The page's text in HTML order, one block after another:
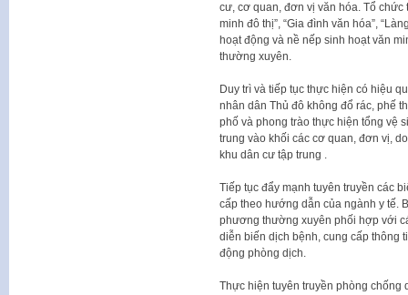
cư, cơ quan, đơn vị văn hóa. Tổ chức
minh đô thị”, “Gia đình văn hóa”,
hoạt động và nề nếp sinh hoạt văn
thường xuyên.
Duy trì và tiếp tục thực hiện có hiệu
nhân dân Thủ đô không đổ rác, phế
phố và phong trào thực hiện tổng vệ
trung vào khối các cơ quan, đơn vị,
khu dân cư tập trung .
Tiếp tục đẩy mạnh tuyên truyền các
cấp theo hướng dẫn của ngành y tế.
phương thường xuyên phối hợp với
diễn biến dịch bệnh, cung cấp thông
động phòng dịch.
Thực hiện tuyên truyền phòng chống